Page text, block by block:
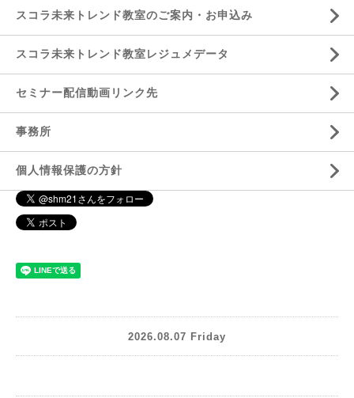
スコラ未来トレンド教室のご案内・お申込み
スコラ未来トレンド教室レジュメデータ
セミナー配信動画リンク先
事務所
個人情報保護の方針
2026.08.07 Friday